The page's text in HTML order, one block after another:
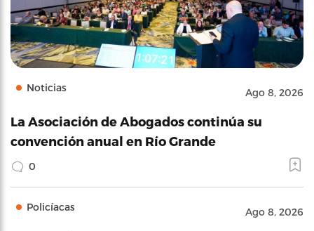
Noticias Ago 8, 2026
La Asociación de Abogados continúa su
convención anual en Río Grande
0
Policíacas Ago 8, 2026